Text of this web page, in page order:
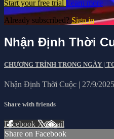
Start your free trial Learn more
Already subscribed? Sign in
Nhận Định Thời
CHƯƠNG TRÌNH TRONG NGÀY |
Nhận Định Thời Cuộc | 27/9/2025
Share with friends
Facebook XEmail
Share on Facebook